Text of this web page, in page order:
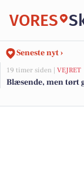
VORES
Seneste nyt ›
19 timer siden | VEJRET
Blæsende, men tørt